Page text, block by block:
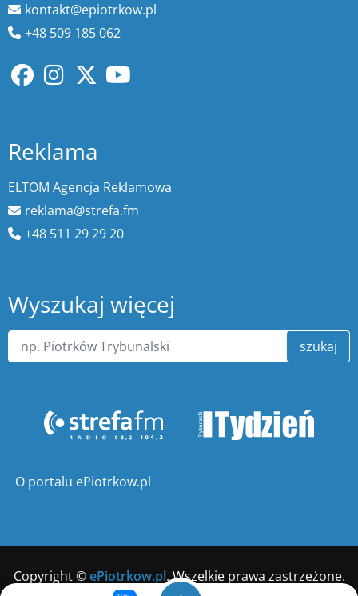
kontakt@epiotrkow.pl
+48 509 185 062
Reklama
ELTOM Agencja Reklamowa
reklama@strefa.fm
+48 511 29 29 20
Wyszukaj więcej
szukaj
O portalu ePiotrkow.pl
Copyright ©ePiotrkow.pl. Wszelkie prawa zastrzeżone.